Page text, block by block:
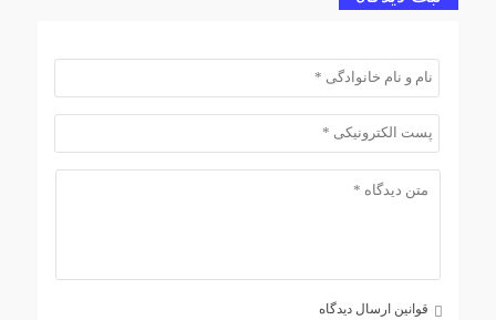
قوانین ارسال دیدگاه